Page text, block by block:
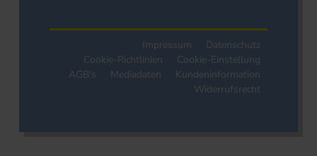
Impressum
Datenschutz
Cookie-Richtlinien
Cookie-Einstellung
AGB's
Mediadaten
Kundeninformation
Widerrufsrecht